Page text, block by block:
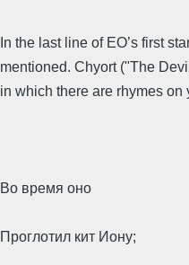
In the last line of EO’s first
mentioned. Chyort ("The
in which there are rhymes on
Во время оно
Проглотил кит Иону;